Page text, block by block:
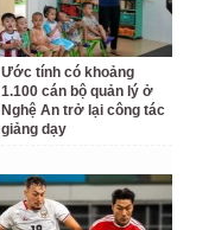
Ước tính có khoảng
1.100 cán bộ quản lý ở
Nghệ An trở lại công tác
giảng dạy